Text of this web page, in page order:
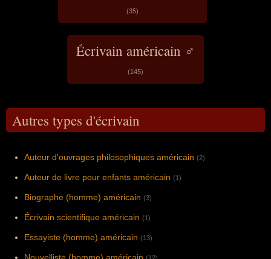
(35)
Écrivain américain ♂
(145)
Autres types d'écrivain
Auteur d'ouvrages philosophiques américain (2)
Auteur de livre pour enfants américain (1)
Biographe (homme) américain (3)
Écrivain scientifique américain (1)
Essayiste (homme) américain (13)